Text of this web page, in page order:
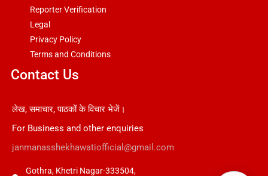
Reporter Verification
Legal
Privacy Policy
Terms and Conditions
Contact Us
लेख, समाचार, पाठकों के विचार भेजें।
For Business and other enquiries
janmanasshekhawatiofficial@gmail.com
Gothra, Khetri Nagar-333504,